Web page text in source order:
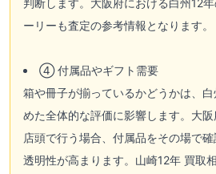
判断します。大阪府における白州12
ーリーも査定の参考情報となります。
④ 付属品やギフト需要
箱や冊子が揃っているかどうかは、
めた全体的な評価に影響します。大
店頭で行う場合、付属品をその場で
透明性が高まります。山崎12年 買取